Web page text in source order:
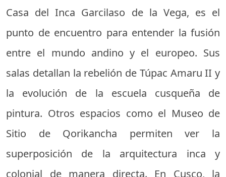
Casa del Inca Garcilaso de la Vega, es el
punto de encuentro para entender la fusión
entre el mundo andino y el europeo. Sus
salas detallan la rebelión de Túpac Amaru II y
la evolución de la escuela cusqueña de
pintura. Otros espacios como el Museo de
Sitio de Qorikancha permiten ver la
superposición de la arquitectura inca y
colonial de manera directa. En Cusco, la